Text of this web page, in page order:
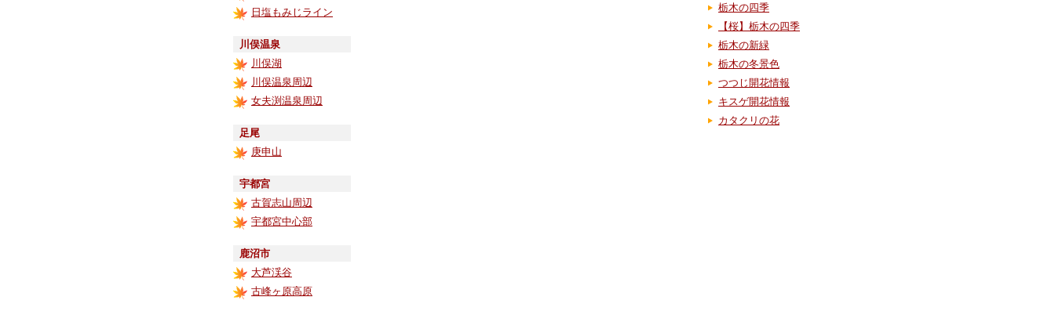
日塩もみじライン
川俣温泉
川俣湖
川俣温泉周辺
女夫渕温泉周辺
足尾
庚申山
宇都宮
古賀志山周辺
宇都宮中心部
鹿沼市
大芦渓谷
古峰ヶ原高原
栃木の四季
【桜】栃木の四季
栃木の新緑
栃木の冬景色
つつじ開花情報
キスゲ開花情報
カタクリの花